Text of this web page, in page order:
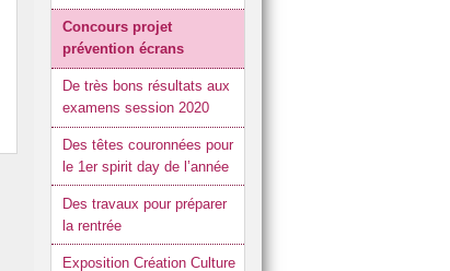
Concours projet
prévention écrans
De très bons résultats aux
examens session 2020
Des têtes couronnées pour
le 1er spirit day de l’année
Des travaux pour préparer
la rentrée
Exposition Création Culture